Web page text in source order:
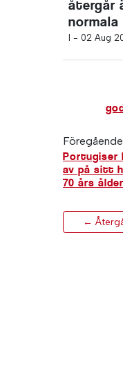
återgår
normala
I - 02 Aug
Portugiser
av på sitt
70 års ålder
←